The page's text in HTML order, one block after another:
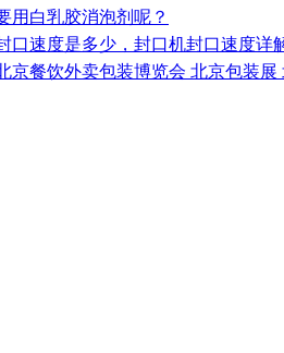
用白乳胶消泡剂呢？
口速度是多少，封口机封口速度详
京餐饮外卖包装博览会 北京包装展